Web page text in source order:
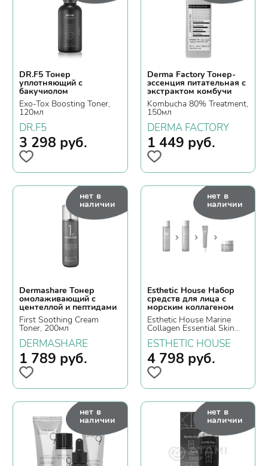
DR.F5 Тонер
уплотняющий с
бакучиолом
Exo-Tox Boosting Toner,
120мл
DR.F5
3 298 руб.
Derma Factory Тонер-
эссенция питательная с
экстрактом комбучи
Kombucha 80% Treatment,
150мл
DERMA FACTORY
1 449 руб.
нет в
наличии
Dermashare Тонер
омолаживающий с
центеллой и пептидами
First Soothing Cream
Toner, 200мл
DERMASHARE
1 789 руб.
нет в
наличии
Esthetic House Набор
средств для лица с
морским коллагеном
Esthetic House Marine
Collagen Essential Skin
Care Set
ESTHETIC HOUSE
4 798 руб.
нет в
наличии
нет в
наличии